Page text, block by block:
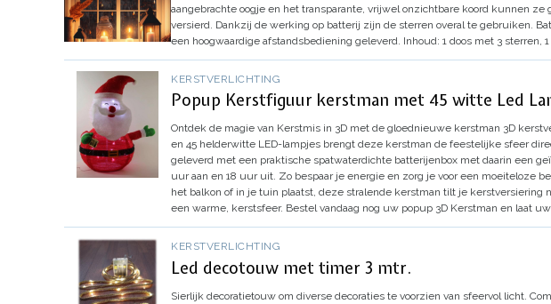
aangebrachte oogje en het transparante, vrijwel onzichtbare koord kunnen
versierd. Dankzij de werking op batterij zijn de sterren overal te gebruiken.
een hoogwaardige afstandsbediening geleverd. Inhoud: 1 doos met 3 sterren,
KERSTVERLICHTING
Popup Kerstfiguur kerstman met 45 witte Led
Ontdek de magie van Kerstmis in 3D met de gloednieuwe kerstman 3D
en 45 helderwitte LED-lampjes brengt deze kerstman de feestelijke sfeer
geleverd met een praktische spatwaterdichte batterijenbox met daarin een
uur aan en 18 uur uit. Zo bespaar je energie en zorg je voor een moeiteloze
het balkon of in je tuin plaatst, deze stralende kerstman tilt je kerstversiering
een warme, kerstsfeer. Bestel vandaag nog uw popup 3D Kerstman en laat
KERSTVERLICHTING
Led decotouw met timer 3 mtr.
Sierlijk decoratietouw om diverse decoraties te voorzien van sfeervol licht.